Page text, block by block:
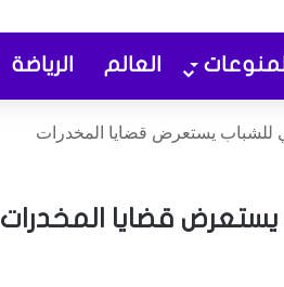
العالم الرياضة
للشباب يستعرض قضايا المخدرات
قضايا المخدرات